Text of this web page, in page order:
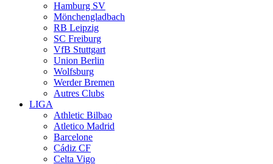
Hamburg SV
Mönchengladbach
RB Leipzig
SC Freiburg
VfB Stuttgart
Union Berlin
Wolfsburg
Werder Bremen
Autres Clubs
LIGA
Athletic Bilbao
Atletico Madrid
Barcelone
Cádiz CF
Celta Vigo